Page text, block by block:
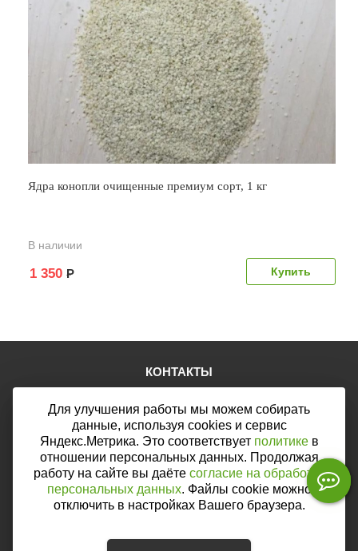
Ядра конопли очищенные премиум сорт, 1 кг
В наличии
1 350 Р
КОНТАКТЫ
E-mail:mail@web46.ru
Мы в соцсетях:
Мы принимаем к оплате:
Для улучшения работы мы можем собирать
данные, используя cookies и сервис
Яндекс.Метрика. Это соответствует политикев
отношении персональных данных. Продолжая
работу на сайте вы даёте согласие на обработку
персональных данных. Файлы cookie можно
отключить в настройках Вашего браузера.